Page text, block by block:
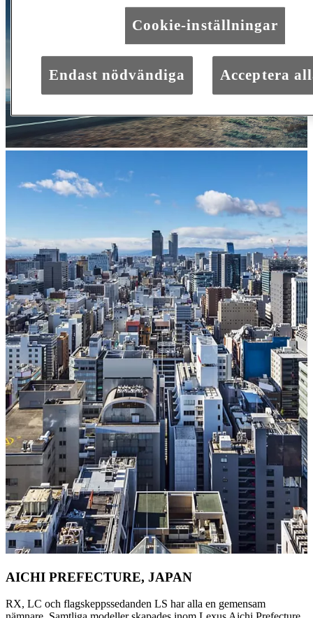
AICHI PREFECTURE, JAPAN
RX, LC och flagskeppssedanden LS har alla en gemensam
Cookie-inställningar
Endast nödvändiga Acceptera